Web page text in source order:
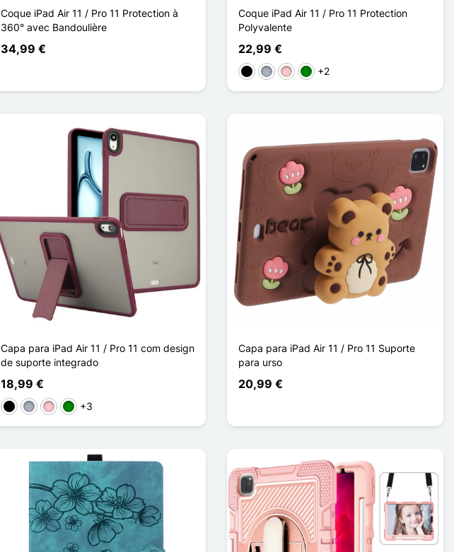
Coque iPad Air 11 / Pro 11 Protection à
360° avec Bandoulière
34,99 €
Coque iPad Air 11 / Pro 11 Protection
Polyvalente
22,99 €
PretoCinzento
RosaVerde
+2
Capa para iPad Air 11 / Pro 11 com design
de suporte integrado
18,99 €
PretoCinzento
RosaVerde
+3
Capa para iPad Air 11 / Pro 11 Suporte
para urso
20,99 €